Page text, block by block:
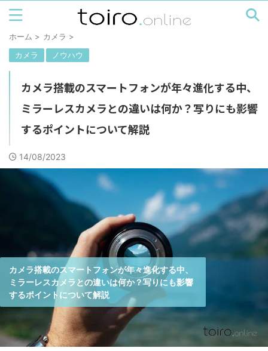
ホーム > カメラ >
カメラ
ノウハウ
カメラ搭載のスマートフォンが年々進化する中、
ミラーレスカメラとの違いは何か？写りにも影響
するポイントについて解説
14/08/2023
カメラ搭載のスマートフォンが年々進化する中、
ミラーレスカメラとの違いは何か？写りにも影響
するポイントについて解説